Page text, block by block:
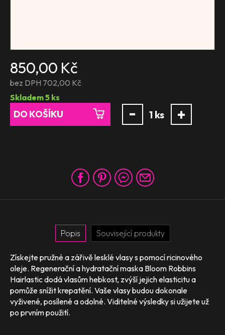
850,00 Kč
bez DPH 702,00 Kč
Skladem5 ks
DO KOŠÍKU - 1 ks +
Popis Související produkty
Získejte pružné a zářivě lesklé vlasy s pomocí ricinového
oleje. Regenerační a hydratační maska Bloom Robbins
Hairlastic dodá vlasům hebkost, zvýší jejich elasticitu a
pomůže snížit krepatění. Vaše vlasy budou dokonale
vyživené, posílené a odolné. Viditelné výsledky si užijete už
po prvním použití.